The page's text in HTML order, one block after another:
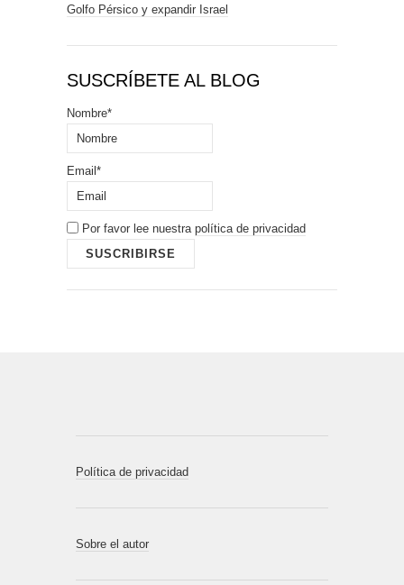
Golfo Pérsico y expandir Israel
SUSCRÍBETE AL BLOG
Nombre*
Email*
Por favor lee nuestra política de privacidad
Política de privacidad
Sobre el autor